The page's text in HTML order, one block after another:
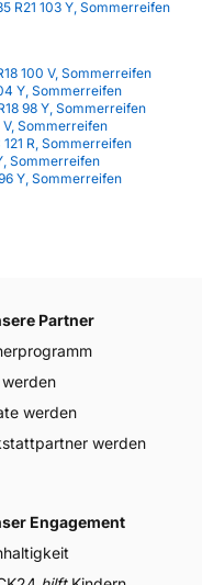
R21 103 Y, Sommerreifen
100 V, Sommerreifen
Y, Sommerreifen
98 Y, Sommerreifen
V, Sommerreifen
R, Sommerreifen
Sommerreifen
Y, Sommerreifen
Partner
werden
werden
Engagement